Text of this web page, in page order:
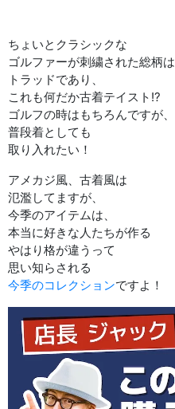
ちょいとクラシックな
ゴルファーが刺繍された総柄は
トラッドであり、
これも何だか古着テイスト!?
ゴルフの時はもちろんですが、
普段着としても
取り入れたい！
アメカジ風、古着風は
氾濫してますが、
今季のアイテムは、
本当に好きな人たちが作る
やはり格が違うって
思い知らされる
今季のコレクションですよ！